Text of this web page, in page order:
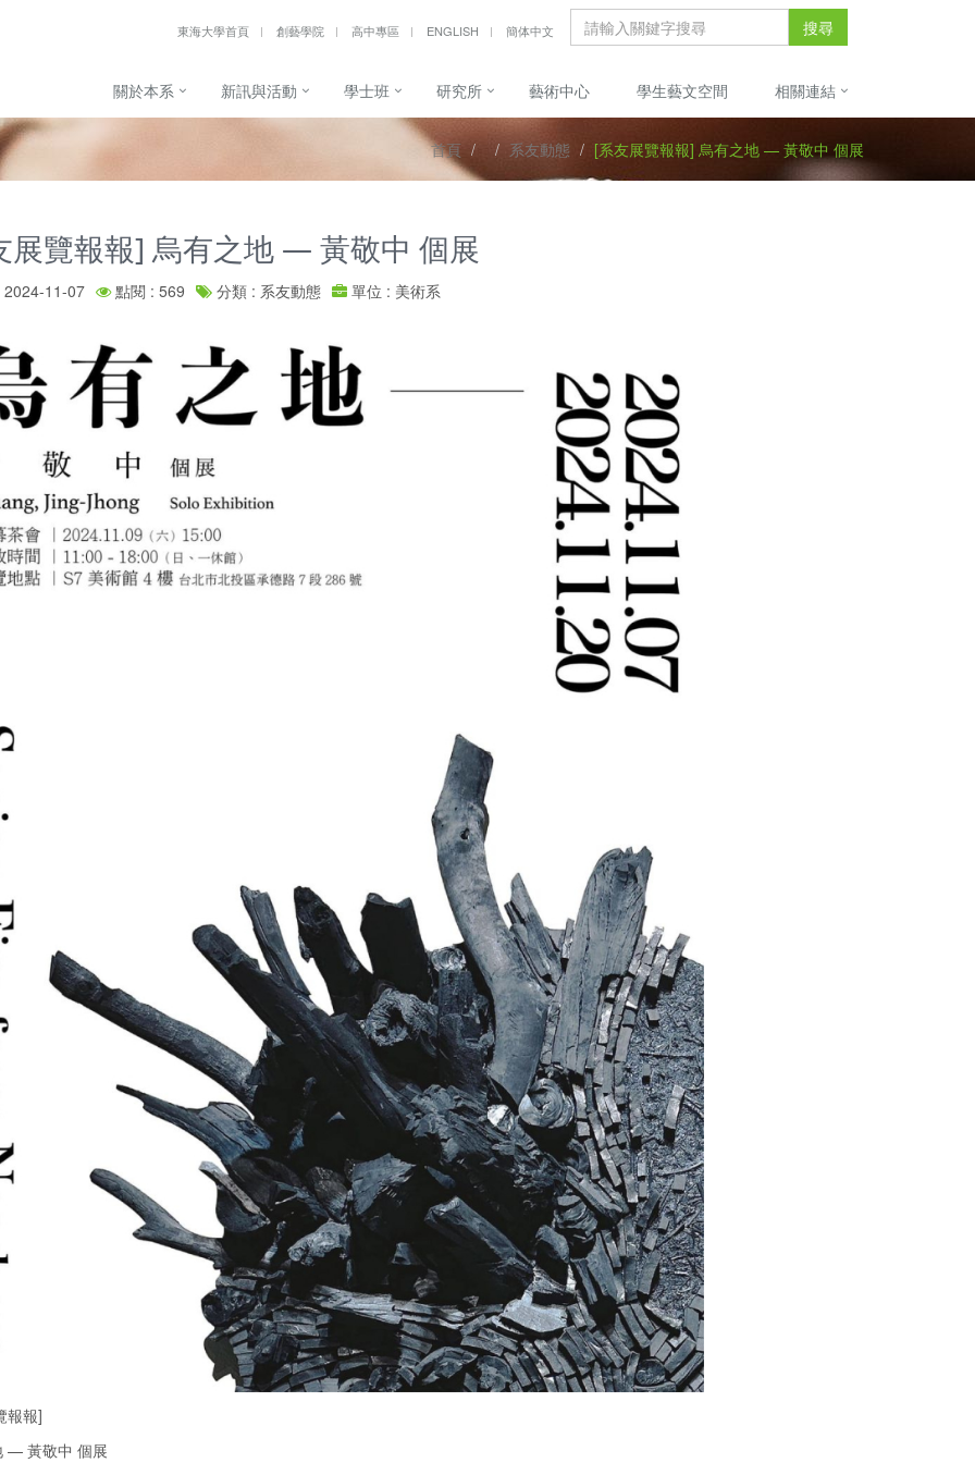
東海大學首頁 創藝學院 高中專區 ENGLISH 簡体中文 搜尋
關於本系 新訊與活動 學士班 研究所 藝術中心 學生藝文空間 相關連結
首頁 系友動態 [系友展覽報報] 烏有之地 — 黃敬中 個展
展覽報報] 烏有之地 — 黃敬中 個展
11-07 點閱 : 569 分類 : 系友動態 單位 : 美術系
報報]
— 黃敬中 個展